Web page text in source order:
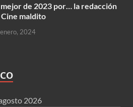
mejor de 2023 por… la redacción
maldito
2024
2026